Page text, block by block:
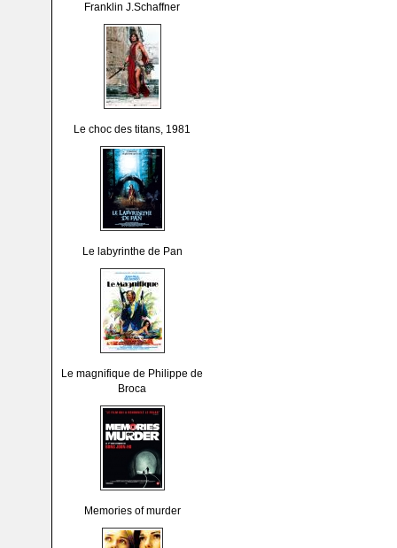
Franklin J.Schaffner
Le choc des titans, 1981
Le labyrinthe de Pan
Le magnifique de Philippe de
Broca
Memories of murder